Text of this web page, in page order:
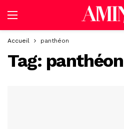
Accueil panthéon
Tag: panthéon